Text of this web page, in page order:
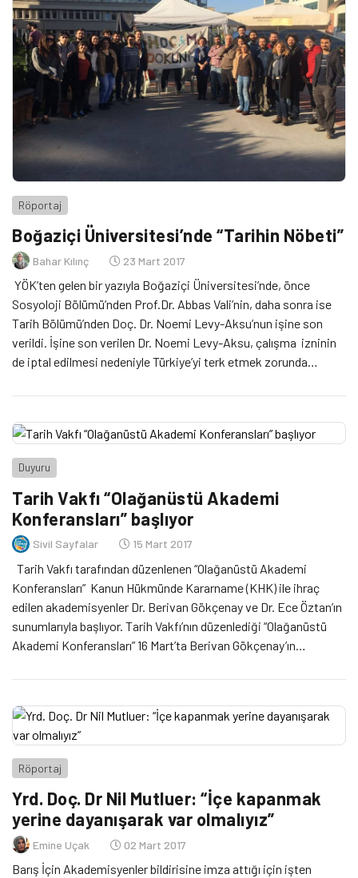
Röportaj
Boğaziçi Üniversitesi’nde “Tarihin Nöbeti”
Bahar Kılınç 23 Mart 2017
YÖK’ten gelen bir yazıyla Boğaziçi Üniversitesi’nde, önce
Sosyoloji Bölümü’nden Prof.Dr. Abbas Vali’nin, daha sonra ise
Tarih Bölümü’nden Doç. Dr. Noemi Levy-Aksu’nun işine son
verildi. İşine son verilen Dr. Noemi Levy-Aksu, çalışma izninin
de iptal edilmesi nedeniyle Türkiye’yi terk etmek zorunda
işten atılması üzerine geçen hafta açtıkları çadırla “Tarihin
Nöbeti”ni başlattı. Bu […]
Duyuru
Tarih Vakfı “Olağanüstü Akademi
Konferansları” başlıyor
Sivil Sayfalar 15 Mart 2017
Tarih Vakfı tarafından düzenlenen “Olağanüstü Akademi
Konferansları” Kanun Hükmünde Kararname (KHK) ile ihraç
edilen akademisyenler Dr. Berivan Gökçenay ve Dr. Ece Öztan’ın
sunumlarıyla başlıyor. Tarih Vakfı’nın düzenlediği “Olağanüstü
Akademi Konferansları” 16 Mart’ta Berivan Gökçenay’ın
Oluşun Ardından” başlıklı sunumu ve 17 Mart’ta akademisyen Ece
Öztan’ın “Akademinin Ev […]
Röportaj
Yrd. Doç. Dr Nil Mutluer: “İçe kapanmak
yerine dayanışarak var olmalıyız”
Emine Uçak 02 Mart 2017
Barış İçin Akademisyenler bildirisine imza attığı için işten